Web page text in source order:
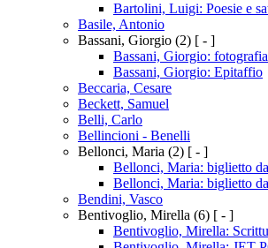
Bartolini, Luigi: Poesie e
Basile, Antonio
Bassani, Giorgio (2) [ - ]
Bassani, Giorgio:
Bassani, Giorgio: Epitaffio
Beccaria, Cesare
Beckett, Samuel
Belli, Carlo
Bellincioni - Benelli
Bellonci, Maria (2) [ - ]
Bellonci, Maria: biglietto
Bellonci, Maria: biglietto
Bendini, Vasco
Bentivoglio, Mirella (6) [ - ]
Bentivoglio, Mirella: